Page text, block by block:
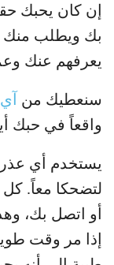
إن كان يحبك
بك ويطلب منك
يعرفهم عنك
سنعطيك من
واقعاً في حبك
يستخدم أي
لتضحكا معاً.
أو اتصل بك،
إذا مر وقت